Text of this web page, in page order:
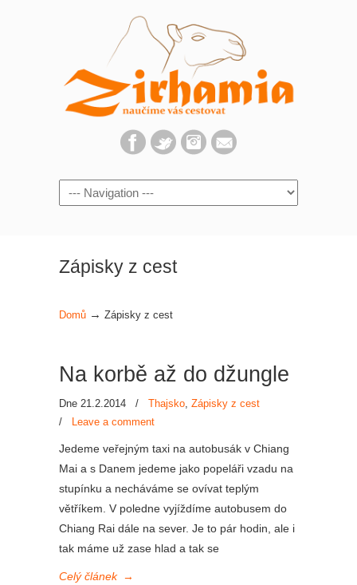
Navigation
Zápisky z cest
Domů → Zápisky z cest
Na korbě až do džungle
Dne 21.2.2014 / Thajsko, Zápisky z cest
/
Leave a comment
Jedeme veřejným taxi na autobusák v Chiang
Mai a s Danem jedeme jako popeláři vzadu na
stupínku a necháváme se ovívat teplým
větříkem. V poledne vyjíždíme autobusem do
Chiang Rai dále na sever. Je to pár hodin, ale i
tak máme už zase hlad a tak se
Celý článek →